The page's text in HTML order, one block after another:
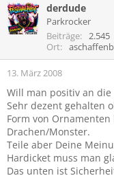
derdude
Parkrocker
Beiträge
2.545
Ort
13. März 2008
Will man positiv an
Sehr dezent gehalten
Form von
Drachen/Monster.
Teile aber Deine
Hardicket muss man
Das unten ist